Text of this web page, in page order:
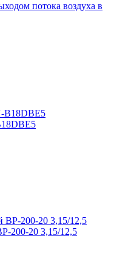
потока воздуха в
200-20 3,15/12,5